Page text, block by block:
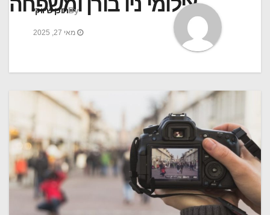
Byתוכן שיווקי
מאי 27, 2025